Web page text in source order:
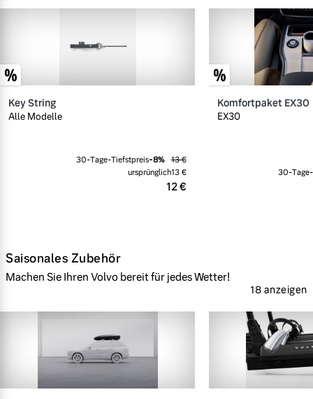
Key String
Alle Modelle
12 €
30-Tage-Tiefstpreis-8%
13 €
ursprünglich13 €
Komfortpaket EX30
EX30
30-
Saisonales Zubehör
Machen Sie Ihren Volvo bereit für jedes Wetter!
18 anzeigen